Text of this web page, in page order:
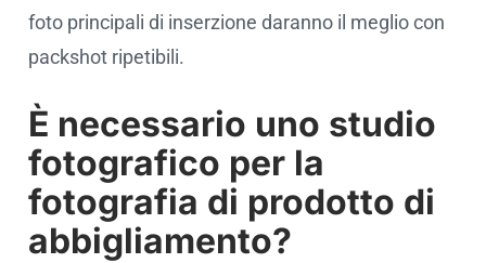
foto principali di inserzione daranno il meglio con
packshot ripetibili.
È necessario uno studio
fotografico per la
fotografia di prodotto di
abbigliamento?